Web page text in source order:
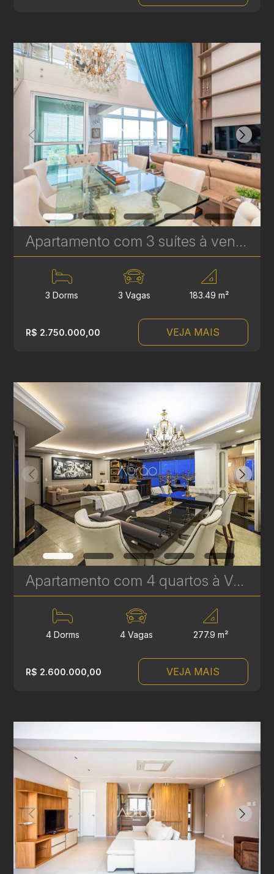
Apartamento com 3 suítes à venda no Ecoville – 183 m² Privativos | Elevador Privativo e Face Norte | Ref. 1744
3 Dorms 3 Vagas 183.49 m²
R$ 2.750.000,00 VEJA MAIS
Apartamento com 4 quartos à Venda no Batel - 277 m² - Próximo ao Pátio Batel - Um apartamento por andar | Ref. 1812
4 Dorms 4 Vagas 277.9 m²
R$ 2.600.000,00 VEJA MAIS